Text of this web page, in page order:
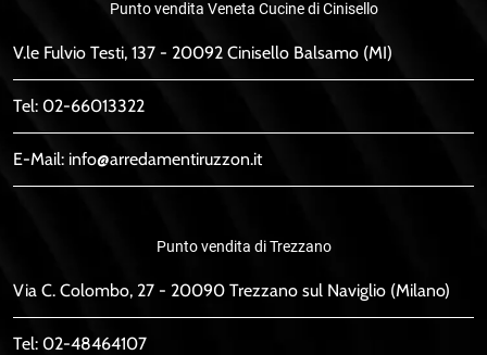
Punto vendita Veneta Cucine di Cinisello
V.le Fulvio Testi, 137 - 20092 Cinisello Balsamo (MI)
Tel: 02-66013322
E-Mail: info@arredamentiruzzon.it
Punto vendita di Trezzano
Via C. Colombo, 27 - 20090 Trezzano sul Naviglio (Milano)
Tel: 02-48464107